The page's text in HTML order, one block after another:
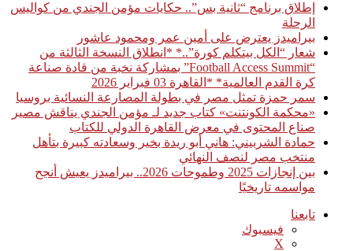
إطلاق برنامج “ثانية بس”.. حكايات مؤمن الجندي من كواليس
الرحلة
بيراميدز يعترض على أمين عمر ومحمود عاشور
شعار “الكل بيتكلم كورة”..* *انطلاق النسخة الثالثة من
“Football Access Summit” بمشاركة نخبة من قادة صناعة
كرة القدم العالمية* *القاهرة 03 فبراير 2026
سمر حمزة تمثل مصر في بطولة المصارعة النسائية بروسيا
«محكمة الكونتنت» كتاب جديد لـ مؤمن الجندي يناقش مصير
صناع المحتوى في معرض القاهرة الدولي للكتاب
حمادة الشربيني: هاني أبو ريدة بخير وسعادته كبيرة بتأهل
منتخب مصر لنصف النهائي
بين إنجازات 2025 وطموحات 2026.. بيراميدز يعيش أنجح
مواسمه تاريخيًا
تابعنا
فيسبوك
‫X